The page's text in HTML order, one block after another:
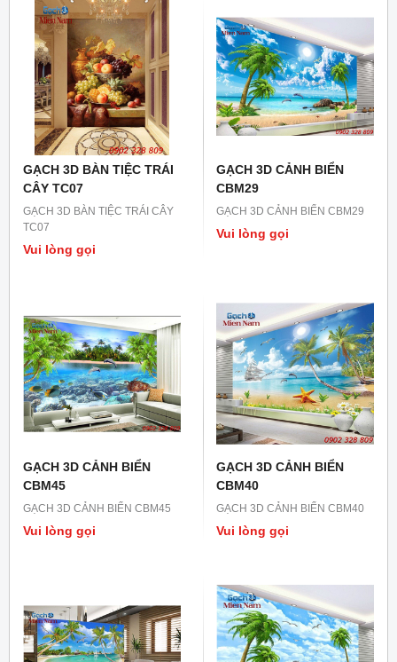
GẠCH 3D BÀN TIỆC TRÁI
CÂY TC07
GẠCH 3D BÀN TIỆC TRÁI CÂY
TC07
Vui lòng gọi
GẠCH 3D CẢNH BIỂN
CBM29
GẠCH 3D CẢNH BIỂN CBM29
Vui lòng gọi
GẠCH 3D CẢNH BIỂN
CBM45
GẠCH 3D CẢNH BIỂN CBM45
Vui lòng gọi
GẠCH 3D CẢNH BIỂN
CBM40
GẠCH 3D CẢNH BIỂN CBM40
Vui lòng gọi